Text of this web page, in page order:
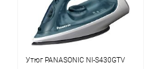
Утюг PANASONIC NI-S430GTV